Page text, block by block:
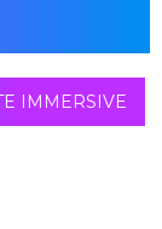
IMMERSIVE